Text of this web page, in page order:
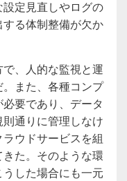
定見直しやログの
る体制整備が欠か
、人的な監視と運
また、各種コンプ
要であり、データ
通りに管理しなけ
ウドサービスを組
た。そのような環
した場合にも一元